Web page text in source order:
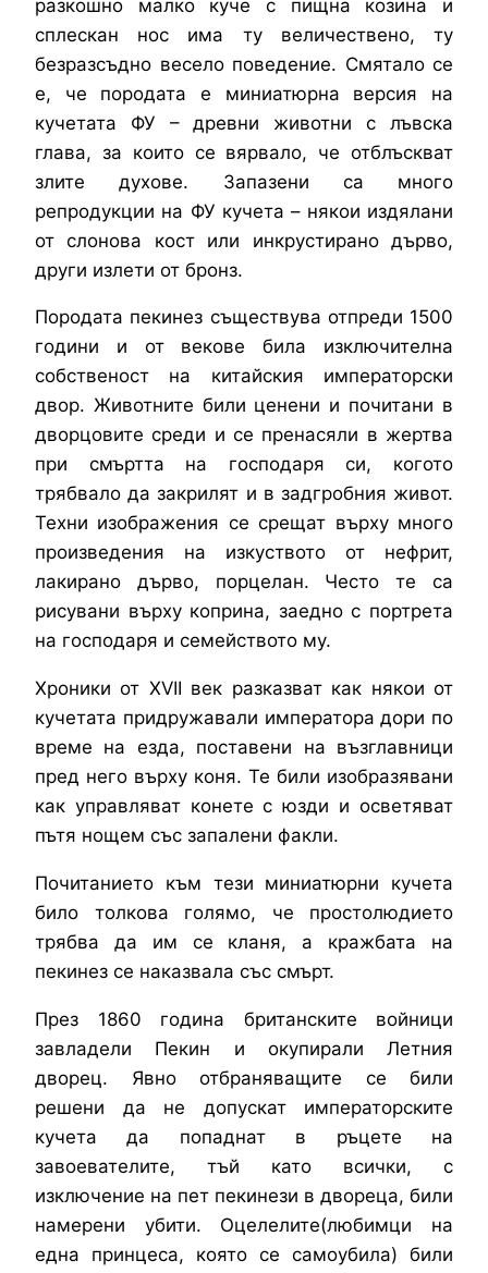
разкошно малко куче с пищна козина и
сплескан нос има ту величествено, ту
безразсъдно весело поведение. Смятало се
е, че породата е миниатюрна версия на
кучетата ФУ – древни животни с лъвска
глава, за които се вярвало, че отблъскват
злите духове. Запазени са много
репродукции на ФУ кучета – някои издялани
от слонова кост или инкрустирано дърво,
други излети от бронз.
Породата пекинез съществува отпреди 1500
години и от векове била изключителна
собственост на китайския императорски
двор. Животните били ценени и почитани в
дворцовите среди и се пренасяли в жертва
при смъртта на господаря си, когото
трябвало да закрилят и в задгробния живот.
Техни изображения се срещат върху много
произведения на изкуството от нефрит,
лакирано дърво, порцелан. Често те са
рисувани върху коприна, заедно с портрета
на господаря и семейството му.
Хроники от XVII век разказват как някои от
кучетата придружавали императора дори по
време на езда, поставени на възглавници
пред него върху коня. Те били изобразявани
как управляват конете с юзди и осветяват
пътя нощем със запалени факли.
Почитанието към тези миниатюрни кучета
било толкова голямо, че простолюдието
трябва да им се кланя, а кражбата на
пекинез се наказвала със смърт.
През 1860 година британските войници
завладели Пекин и окупирали Летния
дворец. Явно отбраняващите се били
решени да не допускат императорските
кучета да попаднат в ръцете на
завоевателите, тъй като всички, с
изключение на пет пекинези в двореца, били
намерени убити. Оцелелите(любимци на
една принцеса, която се самоубила) били